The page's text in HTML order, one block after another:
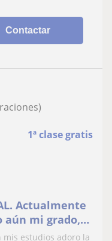
Contactar
1ª clase gratis
Actualmente
aún mi grado,
profesora de
mis estudios adoro la